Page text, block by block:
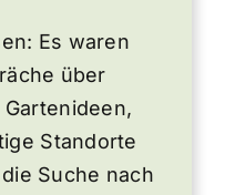
Es waren
über
Standorte
Suche nach